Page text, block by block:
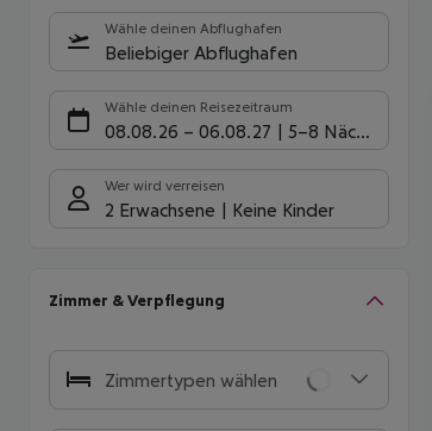
Wähle deinen Abflughafen
Beliebiger Abflughafen
Wähle deinen Reisezeitraum
08.08.26 – 06.08.27 5-8 Nächte
Wer wird verreisen
2 Erwachsene Keine Kinder
Zimmer & Verpflegung
Zimmertypen wählen